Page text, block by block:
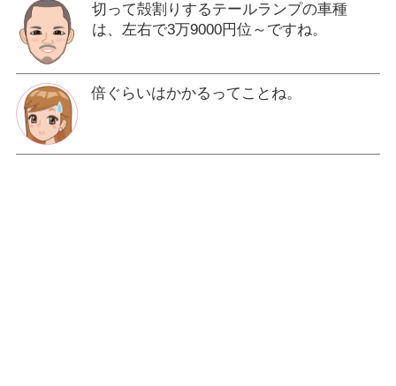
切って殻割りするテールランプの車種
は、左右で3万9000円位～ですね。
倍ぐらいはかかるってことね。